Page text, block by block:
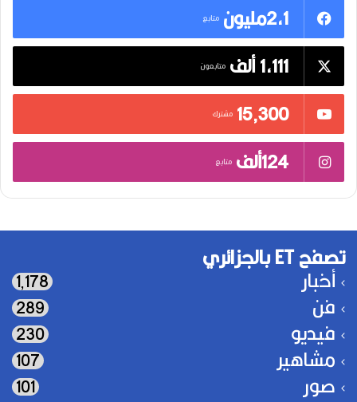
2,1مليون
متابع
1,111 ألف متابعون
15٬300 مشترك
124ألف متابع
تصفح ET بالجزائري
أخبار 1٬178
فن 289
فيديو 230
مشاهير 107
صور 101